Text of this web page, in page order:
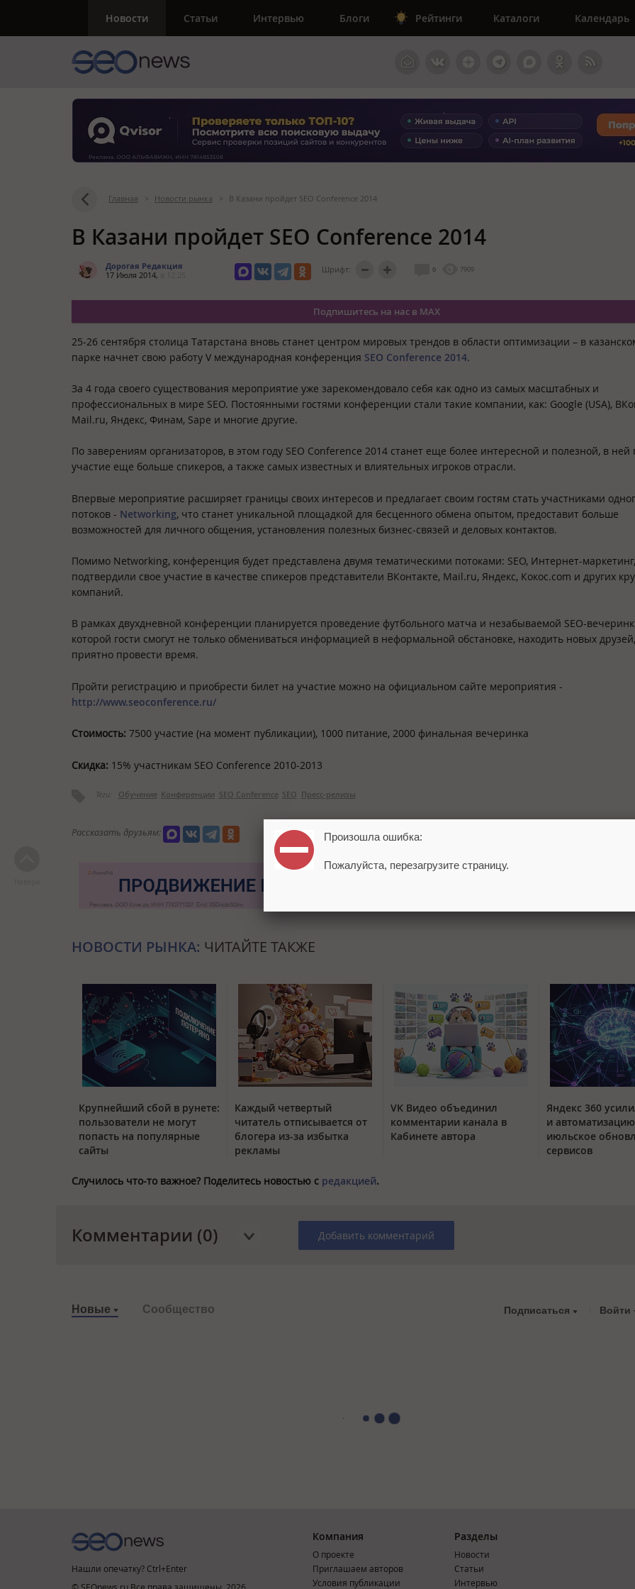
Новости Статьи Интервью Блоги Рейтинги Каталоги Календарь
Главная > Новости рынка > В Казани пройдет SEO Conference 2014
В Казани пройдет SEO Conference 2014
Дорогая Редакция
17 Июля 2014,
Шрифт: 0 7909
Подпишитесь на нас в MAX
25-26 сентября столица Татарстана вновь станет центром мировых трендов в области оптимизации – в
парке начнет свою работу V международная конференция SEO Conference 2014.
За 4 года своего существования мероприятие уже зарекомендовало себя как одно из самых масштабных и
профессиональных в мире SEO. Постоянными гостями конференции стали такие компании, как: Google (USA),
Mail.ru, Яндекс, Финам, Sape и многие другие.
По заверениям организаторов, в этом году SEO Conference 2014 станет еще более интересной и полезной, в ней
участие еще больше спикеров, а также самых известных и влиятельных игроков отрасли.
Впервые мероприятие расширяет границы своих интересов и предлагает своим гостям стать участниками
потоков - Networking, что станет уникальной площадкой для бесценного обмена опытом, предоставит больше
возможностей для личного общения, установления полезных бизнес-связей и деловых контактов.
Помимо Networking, конференция будет представлена двумя тематическими потоками: SEO, Интернет-
подтвердили свое участие в качестве спикеров представители ВКонтакте, Mail.ru, Яндекс, Кокос.com и других
компаний.
В рамках двухдневной конференции планируется проведение футбольного матча и незабываемой SEO-
которой гости смогут не только обмениваться информацией в неформальной обстановке, находить новых
приятно провести время.
Пройти регистрацию и приобрести билет на участие можно на официальном сайте мероприятия -
http://www.seoconference.ru/
Стоимость: 7500 участие (на момент публикации), 1000 питание, 2000 финальная вечеринка
Скидка: 15% участникам SEO Conference 2010-2013
Теги: Обучение Конференции SEO Conference SEO Пресс-релизы
Рассказать друзьям:
НОВОСТИ РЫНКА: ЧИТАЙТЕ ТАКЖЕ
Крупнейший сбой в рунете:
пользователи не могут
попасть на популярные
сайты
Каждый четвертый
читатель отписывается от
блогера из-за избытка
рекламы
VK Видео объединил
комментарии канала в
Кабинете автора
Яндекс 360
и
июльское
сервисов
Случилось что-то важное? Поделитесь новостью с редакцией.
Комментарии (0) Добавить комментарий
Новые Сообщество Подписаться Войти
Нашли опечатку? Ctrl+Enter
Компания
О проекте
Приглашаем авторов
Условия публикации
Разделы
Новости
Статьи
Интервью
Произошла ошибка:
Пожалуйста, перезагрузите страницу.